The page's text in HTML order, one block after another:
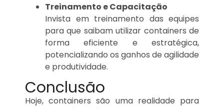
Treinamento e Capacitação
Invista em treinamento das equipes
para que saibam utilizar containers de
forma eficiente e estratégica,
potencializando os ganhos de agilidade
e produtividade.
Conclusão
Hoje, containers são uma realidade para